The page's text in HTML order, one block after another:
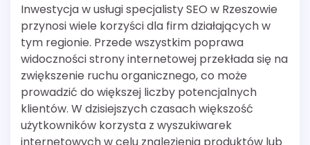
Inwestycja w usługi specjalisty SEO w Rzeszowie
przynosi wiele korzyści dla firm działających w
tym regionie. Przede wszystkim poprawa
widoczności strony internetowej przekłada się na
zwiększenie ruchu organicznego, co może
prowadzić do większej liczby potencjalnych
klientów. W dzisiejszych czasach większość
użytkowników korzysta z wyszukiwarek
internetowych w celu znalezienia produktów lub